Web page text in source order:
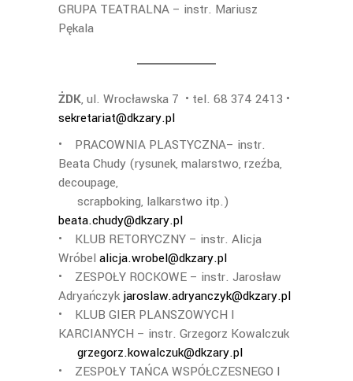
GRUPA TEATRALNA – instr. Mariusz
Pękala
ŻDK, ul. Wrocławska 7 • tel. 68 374 2413 •
sekretariat@dkzary.pl
• PRACOWNIA PLASTYCZNA– instr.
Beata Chudy (rysunek, malarstwo, rzeźba,
decoupage,
scrapboking, lalkarstwo itp.)
beata.chudy@dkzary.pl
• KLUB RETORYCZNY – instr. Alicja
Wróbel alicja.wrobel@dkzary.pl
• ZESPOŁY ROCKOWE – instr. Jarosław
Adryańczyk jaroslaw.adryanczyk@dkzary.pl
• KLUB GIER PLANSZOWYCH I
KARCIANYCH – instr. Grzegorz Kowalczuk
grzegorz.kowalczuk@dkzary.pl
• ZESPOŁY TAŃCA WSPÓŁCZESNEGO I